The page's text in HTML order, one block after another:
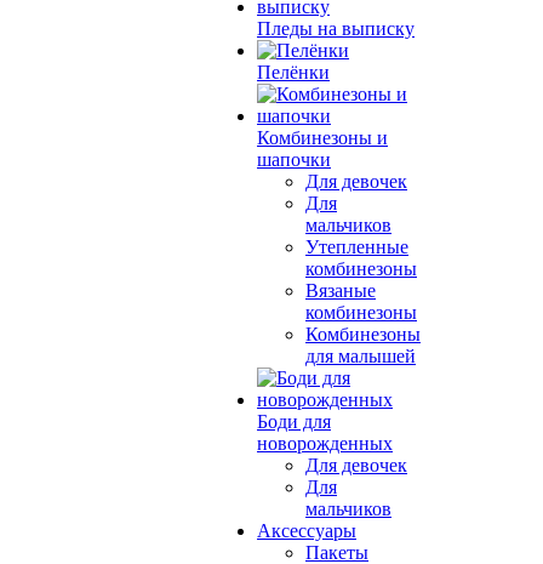
Пледы на выписку
Пелёнки
Комбинезоны и
шапочки
Для девочек
Для
мальчиков
Утепленные
комбинезоны
Вязаные
комбинезоны
Комбинезоны
для малышей
Боди для
новорожденных
Для девочек
Для
мальчиков
Аксессуары
Пакеты